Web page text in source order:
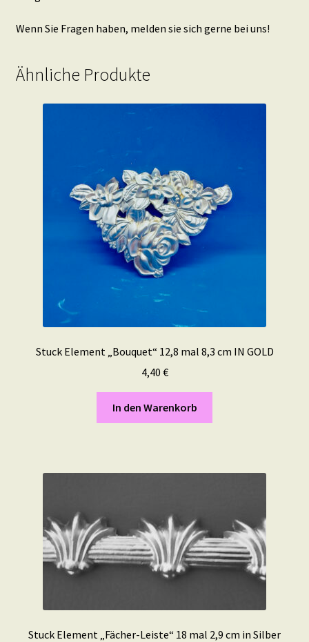
Wenn Sie Fragen haben, melden sie sich gerne bei uns!
Ähnliche Produkte
Stuck Element „Bouquet“ 12,8 mal 8,3 cm IN GOLD
4,40 €
In den Warenkorb
Stuck Element „Fächer-Leiste“ 18 mal 2,9 cm in Silber